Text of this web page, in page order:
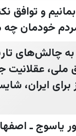
و توافق
خودمان
به چالش‌های
عقلانیت
با ۱۹ مصدوم در محور